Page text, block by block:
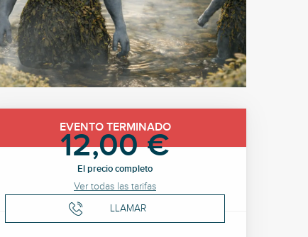
Horarios y datos de
EVENTO TERMINADO
12,00 €
El precio completo
Ver todas las tarifas
LLAMAR